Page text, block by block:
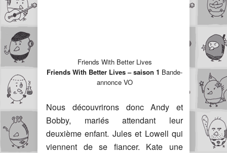
Friends With Better Lives
Friends With Better Lives – saison 1 Bande-
annonce VO
Nous découvrirons donc Andy et
Bobby, mariés attendant leur
deuxième enfant. Jules et Lowell qui
viennent de se fiancer. Kate une